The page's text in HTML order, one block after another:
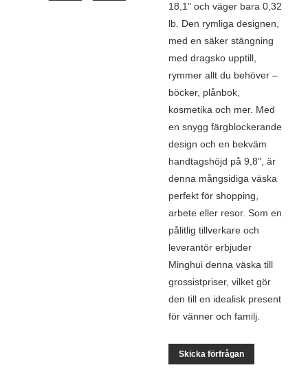
18,1" och väger bara 0,32
lb. Den rymliga designen,
med en säker stängning
med dragsko upptill,
rymmer allt du behöver –
böcker, plånbok,
kosmetika och mer. Med
en snygg färgblockerande
design och en bekväm
handtagshöjd på 9,8", är
denna mångsidiga väska
perfekt för shopping,
arbete eller resor. Som en
pålitlig tillverkare och
leverantör erbjuder
Minghui denna väska till
grossistpriser, vilket gör
den till en idealisk present
för vänner och familj.
Skicka förfrågan